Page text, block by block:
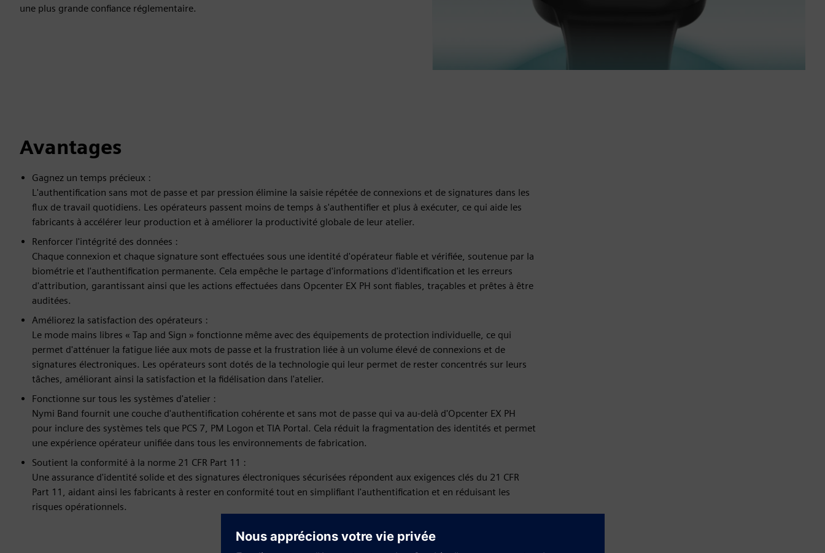
une plus grande confiance réglementaire.
Avantages
Gagnez un temps précieux :
L'authentification sans mot de passe et par pression élimine la saisie répétée de connexions et de signatures dans les
flux de travail quotidiens. Les opérateurs passent moins de temps à s'authentifier et plus à exécuter, ce qui aide les
fabricants à accélérer leur production et à améliorer la productivité globale de leur atelier.
Renforcer l'intégrité des données :
Chaque connexion et chaque signature sont effectuées sous une identité d'opérateur fiable et vérifiée, soutenue par la
biométrie et l'authentification permanente. Cela empêche le partage d'informations d'identification et les erreurs
d'attribution, garantissant ainsi que les actions effectuées dans Opcenter EX PH sont fiables, traçables et prêtes à être
auditées.
Améliorez la satisfaction des opérateurs :
Le mode mains libres « Tap and Sign » fonctionne même avec des équipements de protection individuelle, ce qui
permet d'atténuer la fatigue liée aux mots de passe et la frustration liée à un volume élevé de connexions et de
signatures électroniques. Les opérateurs sont dotés de la technologie qui leur permet de rester concentrés sur leurs
tâches, améliorant ainsi la satisfaction et la fidélisation dans l'atelier.
Fonctionne sur tous les systèmes d'atelier :
Nymi Band fournit une couche d'authentification cohérente et sans mot de passe qui va au-delà d'Opcenter EX PH
pour inclure des systèmes tels que PCS 7, PM Logon et TIA Portal. Cela réduit la fragmentation des identités et permet
une expérience opérateur unifiée dans tous les environnements de fabrication.
Soutient la conformité à la norme 21 CFR Part 11 :
Une assurance d'identité solide et des signatures électroniques sécurisées répondent aux exigences clés du 21 CFR
Part 11, aidant ainsi les fabricants à rester en conformité tout en simplifiant l'authentification et en réduisant les
risques opérationnels.